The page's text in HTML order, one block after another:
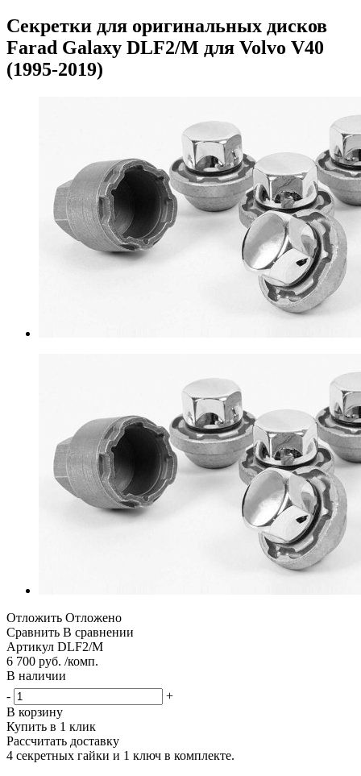
Секретки для оригинальных дисков
Farad Galaxy DLF2/M для Volvo V40
(1995-2019)
Отложить Отложено
Сравнить В сравнении
Артикул DLF2/M
6 700 руб. /комп.
В наличии
-
+
В корзину
Купить в 1 клик
Рассчитать доставку
4 секретных гайки и 1 ключ в комплекте.